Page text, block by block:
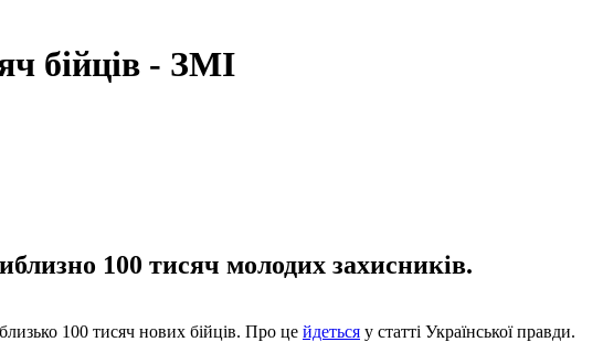
бійців - ЗМІ
100 тисяч молодих захисників.
100 тисяч нових бійців. Про це йдеться у статті Української правди.